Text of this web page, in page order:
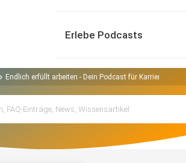
Erlebe Podcasts
Endlich erfüllt arbeiten - Dein Podcast für Karriere und